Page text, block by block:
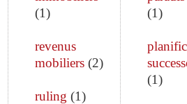
(1)
revenus
mobiliers(2)
ruling (1)
(1)
(1)